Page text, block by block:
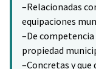
–Relacionadas
equipaciones
–De
propiedad
–Concretas y que